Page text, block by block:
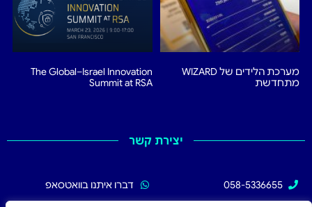
מערכת הלידים של WIZARD
מתחדשת
The Global–Israel Innovation
Summit at RSA
יצירת קשר
058-5336655
דברו איתנו בוואטסאפ